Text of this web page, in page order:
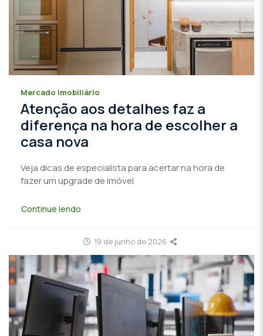
Mercado imobiliário
Atenção aos detalhes faz a
diferença na hora de escolher a
casa nova
Veja dicas de especialista para acertar na hora de
fazer um upgrade de imóvel
Continue lendo
19 de junho de 2026